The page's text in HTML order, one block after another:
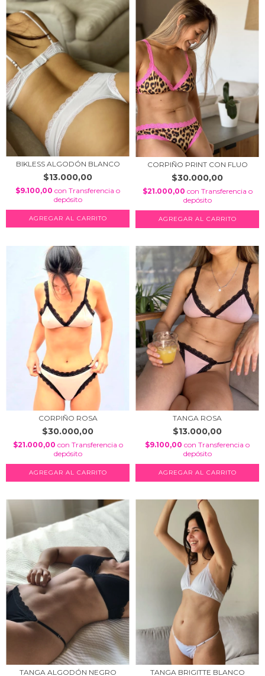
BIKLESS ALGODÓN BLANCO
$13.000,00
$9.100,00 con Transferencia o
depósito
AGREGAR AL CARRITO
CORPIÑO PRINT CON FLUO
$30.000,00
$21.000,00 con Transferencia o
depósito
AGREGAR AL CARRITO
CORPIÑO ROSA
$30.000,00
$21.000,00 con Transferencia o
depósito
AGREGAR AL CARRITO
TANGA ROSA
$13.000,00
$9.100,00 con Transferencia o
depósito
TANGA ALGODÓN NEGRO TANGA BRIGITTE BLANCO